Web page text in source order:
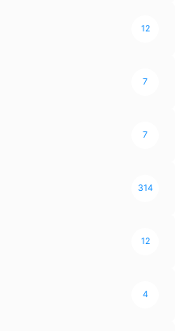
12
7
7
314
12
4